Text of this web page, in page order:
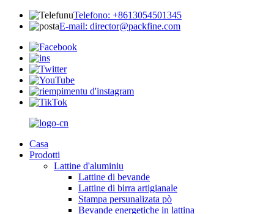
Telefono: +8613054501345
E-mail: director@packfine.com
Casa
Prodotti
Lattine d'aluminiu
Lattine di bevande
Lattine di birra artigianale
Stampa persunalizata pò
Bevande energetiche in lattina